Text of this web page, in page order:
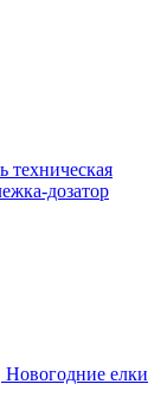
техническая
дозатор
Новогодние елки